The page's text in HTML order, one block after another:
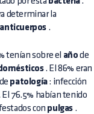
determinar la
anticuerpos .
tenían sobre el año de
. El 86% eran
patología: infección
76.5% habían tenido
con pulgas .